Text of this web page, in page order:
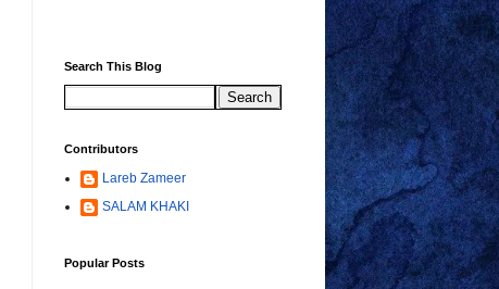
Search This Blog
Contributors
Lareb Zameer
SALAM KHAKI
Popular Posts